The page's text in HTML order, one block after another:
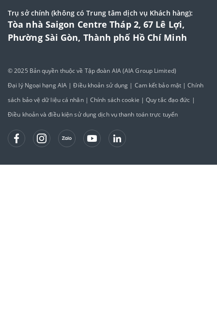
Trụ sở chính (không có Trung tâm dịch vụ Khách hàng):
Tòa nhà Saigon Centre Tháp 2, 67 Lê Lợi,
Phường Sài Gòn, Thành phố Hồ Chí Minh
© 2025 Bản quyền thuộc về Tập đoàn AIA (AIA Group Limited)
Đại lý Ngoại hạng AIA |Điều khoản sử dụng | Cam kết bảo mật |Chính
sách bảo vệ dữ liệu cá nhân|Chính sách cookie |Quy tắc đạo đức |
Điều khoản và điều kiện sử dụng dịch vụ thanh toán trực tuyến